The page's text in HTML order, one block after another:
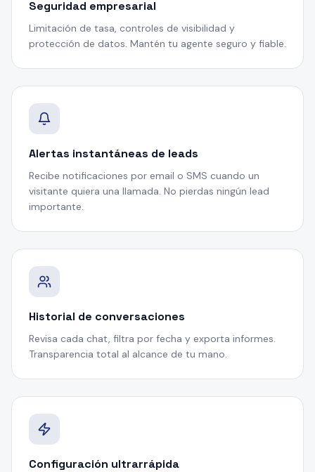
Seguridad empresarial
Limitación de tasa, controles de visibilidad y
protección de datos. Mantén tu agente seguro y fiable.
Alertas instantáneas de leads
Recibe notificaciones por email o SMS cuando un
visitante quiera una llamada. No pierdas ningún lead
importante.
Historial de conversaciones
Revisa cada chat, filtra por fecha y exporta informes.
Transparencia total al alcance de tu mano.
Configuración ultrarrápida